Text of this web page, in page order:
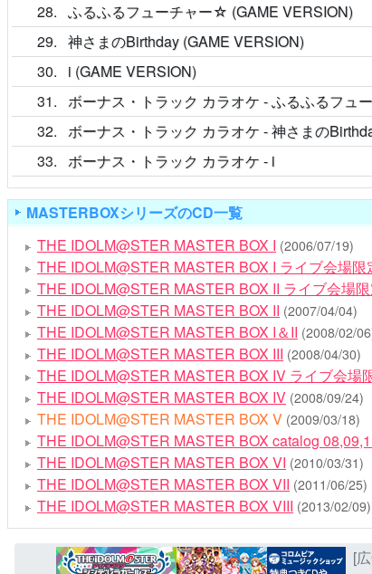
28
ふるふるフューチャー☆ (GAME VERSION)
29
神さまのBirthday (GAME VERSION)
30
i (GAME VERSION)
31
ボーナス・トラック カラオケ - ふるふるフュ
32
ボーナス・トラック カラオケ - 神さまの
33
ボーナス・トラック カラオケ - i
MASTERBOXシリーズのCD一覧
THE IDOLM@STER MASTER BOX I (2006/07/19)
THE IDOLM@STER MASTER BOX I ライブ会場限
THE IDOLM@STER MASTER BOX II ライブ会場
THE IDOLM@STER MASTER BOX II (2007/04/04)
THE IDOLM@STER MASTER BOX I＆II (2008/02/
THE IDOLM@STER MASTER BOX III (2008/04/30)
THE IDOLM@STER MASTER BOX IV ライブ会場
THE IDOLM@STER MASTER BOX IV (2008/09/24)
THE IDOLM@STER MASTER BOX V (2009/03/18)
THE IDOLM@STER MASTER BOX catalog
THE IDOLM@STER MASTER BOX VI (2010/03/31)
THE IDOLM@STER MASTER BOX VII (2011/06/25)
THE IDOLM@STER MASTER BOX VIII (2013/02/09)
[